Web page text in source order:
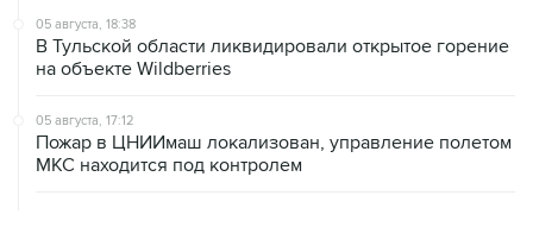
05 августа, 18:38
В Тульской области ликвидировали открытое горение
на объекте Wildberries
05 августа, 17:12
Пожар в ЦНИИмаш локализован, управление полетом
МКС находится под контролем